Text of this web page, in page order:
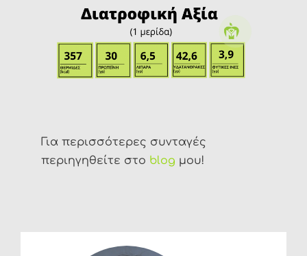
Για περισσότερες συνταγές
περιηγηθείτε στο blog μου!